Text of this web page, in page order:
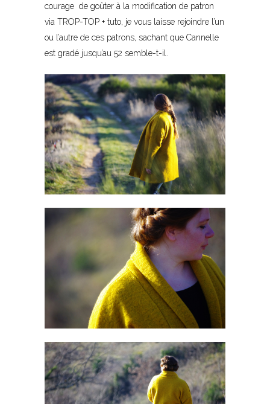
courage de goûter à la modification de patron
via TROP-TOP + tuto, je vous laisse rejoindre l’un
ou l’autre de ces patrons, sachant que Cannelle
est gradé jusqu’au 52 semble-t-il.